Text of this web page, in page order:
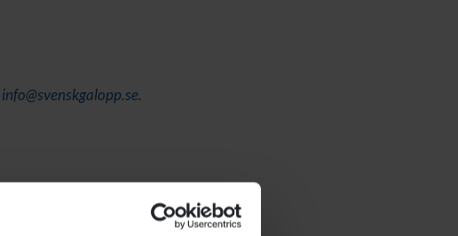
info@svenskgalopp.se.